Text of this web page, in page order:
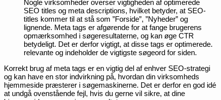
Nogle virksomheder overser vigtigheden af optimerede
SEO titles og meta descriptions, hvilket betyder, at SEO-
titles kommer til at stå som ”Forside”, ”Nyheder” og
lignende. Meta tags er afgørende for at fange brugerens
opmærksomhed i søgeresultaterne, og kan øge CTR
betydeligt. Det er derfor vigtigt, at disse tags er optimerede.
relevante og indeholder de vigtigste søgeord for siden.
Korrekt brug af meta tags er en vigtig del af enhver SEO-strategi
og kan have en stor indvirkning på, hvordan din virksomheds
hjemmeside præsterer i søgemaskinerne. Det er derfor en god idé
at undgå ovenstående fejl, hvis du gerne vil sikre, at dine